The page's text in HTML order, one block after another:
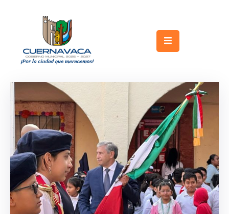
Gobierno
Trámites
Servicios
Licitaciones
Transparencia
Directorio